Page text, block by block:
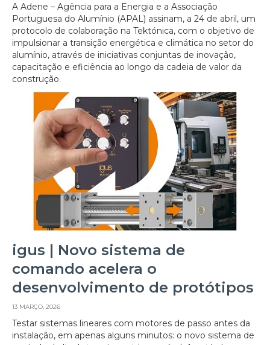
A Adene – Agência para a Energia e a Associação
Portuguesa do Alumínio (APAL) assinam, a 24 de abril, um
protocolo de colaboração na Tektónica, com o objetivo de
impulsionar a transição energética e climática no setor do
alumínio, através de iniciativas conjuntas de inovação,
capacitação e eficiência ao longo da cadeia de valor da
construção.
igus | Novo sistema de
comando acelera o
desenvolvimento de protótipos
13 MARÇO, 2026
Testar sistemas lineares com motores de passo antes da
instalação, em apenas alguns minutos: o novo sistema de